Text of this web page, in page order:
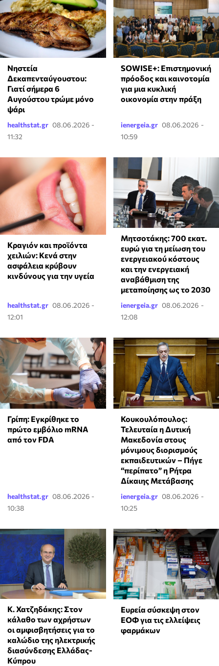
Νηστεία
Δεκαπενταύγουστου:
Γιατί σήμερα 6
Αυγούστου τρώμε μόνο
ψάρι
healthstat.gr 08.06.2026 -
11:32
SOWISE+: Επιστημονική
πρόοδος και καινοτομία
για μια κυκλική
οικονομία στην πράξη
ienergeia.gr 08.06.2026 -
10:59
Κραγιόν και προϊόντα
χειλιών: Κενά στην
ασφάλεια κρύβουν
κινδύνους για την υγεία
healthstat.gr 08.06.2026 -
12:01
Μητσοτάκης: 700 εκατ.
ευρώ για τη μείωση του
ενεργειακού κόστους
και την ενεργειακή
αναβάθμιση της
μεταποίησης ως το 2030
ienergeia.gr 08.06.2026 -
12:08
Γρίπη: Εγκρίθηκε το
πρώτο εμβόλιο mRNA
από τον FDA
healthstat.gr 08.06.2026 -
10:38
Κουκουλόπουλος:
Τελευταία η Δυτική
Μακεδονία στους
μόνιμους διορισμούς
εκπαιδευτικών – Πήγε
“περίπατο” η Ρήτρα
Δίκαιης Μετάβασης
ienergeia.gr 08.06.2026 -
10:25
Κ. Χατζηδάκης: Στον
κάλαθο των αχρήστων
οι αμφισβητήσεις για το
καλώδιο της ηλεκτρικής
διασύνδεσης Ελλάδας-
Κύπρου
Ευρεία σύσκεψη στον
ΕΟΦ για τις ελλείψεις
φαρμάκων